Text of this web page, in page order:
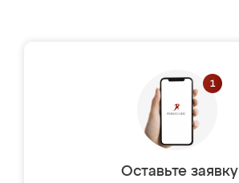
Оставьте заявку